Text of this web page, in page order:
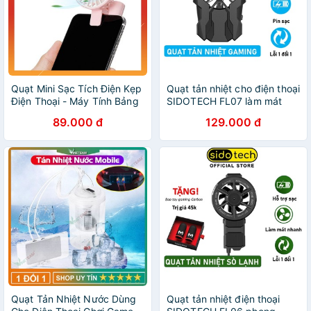
Quạt Mini Sạc Tích Điện Kẹp
Điện Thoại - Máy Tính Bảng
- Sống Ảo - Tiktok Cực Đã
89.000 đ
Quạt tản nhiệt cho điện thoại
SIDOTECH FL07 làm mát
gaming chống ồn chơi game
mobile
129.000 đ
Quạt Tản Nhiệt Nước Dùng
Quạt tản nhiệt điện thoại